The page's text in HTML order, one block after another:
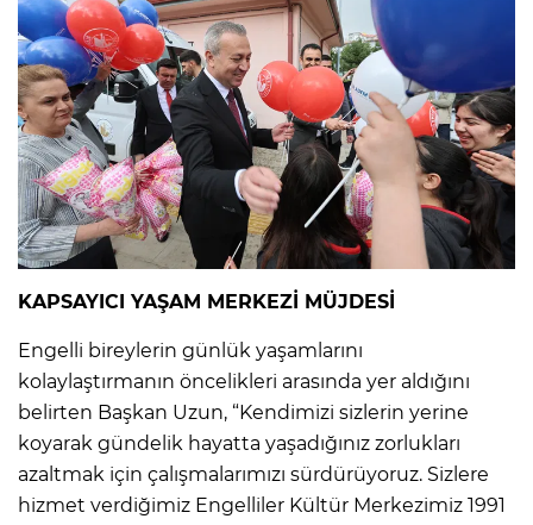
KAPSAYICI YAŞAM MERKEZİ MÜJDESİ
Engelli bireylerin günlük yaşamlarını
kolaylaştırmanın öncelikleri arasında yer aldığını
belirten Başkan Uzun, “Kendimizi sizlerin yerine
koyarak gündelik hayatta yaşadığınız zorlukları
azaltmak için çalışmalarımızı sürdürüyoruz. Sizlere
hizmet verdiğimiz Engelliler Kültür Merkezimiz 1991